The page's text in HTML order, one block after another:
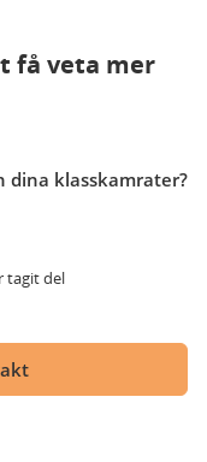
få veta mer
dina klasskamrater?
tagit del